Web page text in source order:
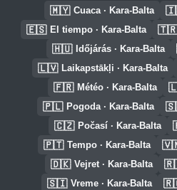
🇲🇾 Cuaca · Kara-Balta
🇪🇸 El tiempo · Kara-Balta 🇹🇷
🇭🇺 Időjárás · Kara-Balta
🇱🇻 Laikapstākļi · Kara-Balta
🇫🇷 Météo · Kara-Balta
🇵🇱 Pogoda · Kara-Balta
🇨🇿 Počasí · Kara-Balta
🇵🇹 Tempo · Kara-Balta
🇩🇰 Vejret · Kara-Balta
🇸🇮 Vreme · Kara-Balta